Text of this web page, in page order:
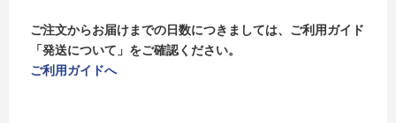
ご注文からお届けまでの日数につきましては、ご利用ガイド
「発送について」をご確認ください。
ご利用ガイドへ